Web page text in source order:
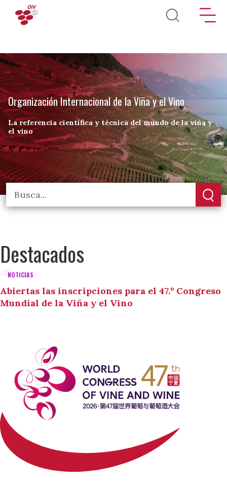
Pasar al contenido principal
Organización Internacional de la Viña y el Vino
La referencia científica y técnica del mundo de la viña y
el vino
Destacados
NOTICIAS
Abiertas las inscripciones para el 47.º Congreso
Mundial de la Viña y el Vino